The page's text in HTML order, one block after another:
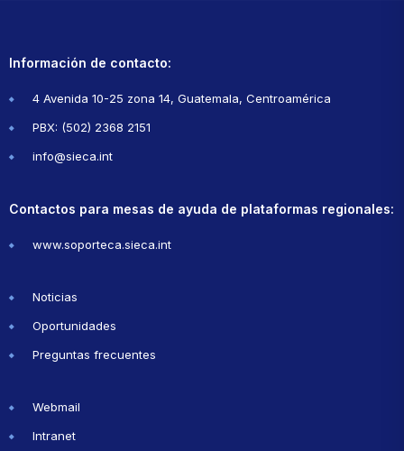
Información de contacto:
4 Avenida 10-25 zona 14, Guatemala, Centroamérica
PBX: (502) 2368 2151
info@sieca.int
Contactos para mesas de ayuda de plataformas regionales:
www.soporteca.sieca.int
Noticias
Oportunidades
Preguntas frecuentes
Webmail
Intranet